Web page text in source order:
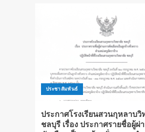
ประชาสัมพันธ์
ประกาศโรงเรียนสวนกุหลาบวิ
ชลบุรี เรื่อง ประกาศรายชื่อผู้ผ่